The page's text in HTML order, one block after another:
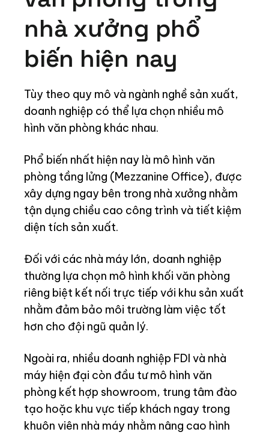
nhà xưởng phổ
biến hiện nay
Tùy theo quy mô và ngành nghề sản xuất,
doanh nghiệp có thể lựa chọn nhiều mô
hình văn phòng khác nhau.
Phổ biến nhất hiện nay là mô hình văn
phòng tầng lửng (Mezzanine Office), được
xây dựng ngay bên trong nhà xưởng nhằm
tận dụng chiều cao công trình và tiết kiệm
diện tích sản xuất.
Đối với các nhà máy lớn, doanh nghiệp
thường lựa chọn mô hình khối văn phòng
riêng biệt kết nối trực tiếp với khu sản xuất
nhằm đảm bảo môi trường làm việc tốt
hơn cho đội ngũ quản lý.
Ngoài ra, nhiều doanh nghiệp FDI và nhà
máy hiện đại còn đầu tư mô hình văn
phòng kết hợp showroom, trung tâm đào
tạo hoặc khu vực tiếp khách ngay trong
khuôn viên nhà máy nhằm nâng cao hình